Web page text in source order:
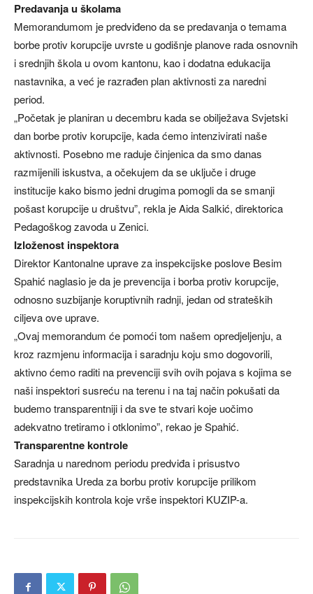
Predavanja u školama
Memorandumom je predviđeno da se predavanja o temama
borbe protiv korupcije uvrste u godišnje planove rada osnovnih
i srednjih škola u ovom kantonu, kao i dodatna edukacija
nastavnika, a već je razrađen plan aktivnosti za naredni
period.
„Početak je planiran u decembru kada se obilježava Svjetski
dan borbe protiv korupcije, kada ćemo intenzivirati naše
aktivnosti. Posebno me raduje činjenica da smo danas
razmijenili iskustva, a očekujem da se uključe i druge
institucije kako bismo jedni drugima pomogli da se smanji
pošast korupcije u društvu”, rekla je Aida Salkić, direktorica
Pedagoškog zavoda u Zenici.
Izloženost inspektora
Direktor Kantonalne uprave za inspekcijske poslove Besim
Spahić naglasio je da je prevencija i borba protiv korupcije,
odnosno suzbijanje koruptivnih radnji, jedan od strateških
ciljeva ove uprave.
„Ovaj memorandum će pomoći tom našem opredjeljenju, a
kroz razmjenu informacija i saradnju koju smo dogovorili,
aktivno ćemo raditi na prevenciji svih ovih pojava s kojima se
naši inspektori susreću na terenu i na taj način pokušati da
budemo transparentniji i da sve te stvari koje uočimo
adekvatno tretiramo i otklonimo”, rekao je Spahić.
Transparentne kontrole
Saradnja u narednom periodu predviđa i prisustvo
predstavnika Ureda za borbu protiv korupcije prilikom
inspekcijskih kontrola koje vrše inspektori KUZIP-a.